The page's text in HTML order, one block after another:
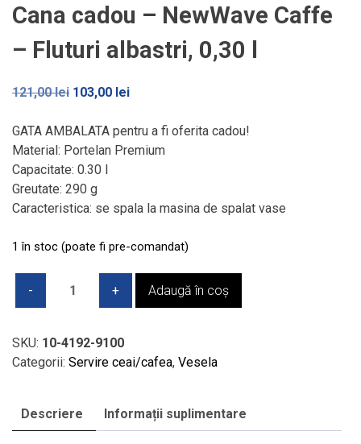
Cana cadou – NewWave Caffe
– Fluturi albastri, 0,30 l
121,00lei Prețul
a
fost:
121,00 lei.
103,00 leiPrețul
este:
103,00 lei.
GATA AMBALATA pentru a fi oferita cadou!
Material: Portelan Premium
Capacitate: 0.30 l
Greutate: 290 g
Caracteristica: se spala la masina de spalat vase
1 în stoc (poate fi pre-comandat)
Cantitate
-
NewWave
Fluturi
Adaugă în coș
SKU: 10-4192-9100
Categorii: Servire ceai/cafea, Vesela
Descriere Informații suplimentare